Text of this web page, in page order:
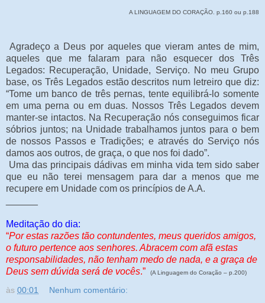
A LINGUAGEM DO CORAÇÃO. p.160 ou p.188
Agradeço a Deus por aqueles que vieram antes de mim,
aqueles que me falaram para não esquecer dos Três
Legados: Recuperação, Unidade, Serviço. No meu Grupo
base, os Três Legados estão descritos num letreiro que diz:
“Tome um banco de três pernas, tente equilibrá-lo somente
em uma perna ou em duas. Nossos Três Legados devem
manter-se intactos. Na Recuperação nós conseguimos ficar
sóbrios juntos; na Unidade trabalhamos juntos para o bem
de nossos Passos e Tradições; e através do Serviço nós
damos aos outros, de graça, o que nos foi dado”.
Uma das principais dádivas em minha vida tem sido saber
que eu não terei mensagem para dar a menos que me
recupere em Unidade com os princípios de A.A.
Meditação do dia:
“Por estas razões tão contundentes, meus queridos amigos,
o futuro pertence aos senhores. Abracem com afã estas
responsabilidades, não tenham medo de nada, e a graça de
Deus sem dúvida será de vocês.” (A Linguagem do Coração – p.200)
às 00:01 Nenhum comentário: